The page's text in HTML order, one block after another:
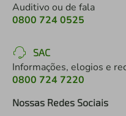
Auditivo ou de fala
0800 724 0525
SAC
Informações, elogios e
0800 724 7220
Nossas Redes Sociais